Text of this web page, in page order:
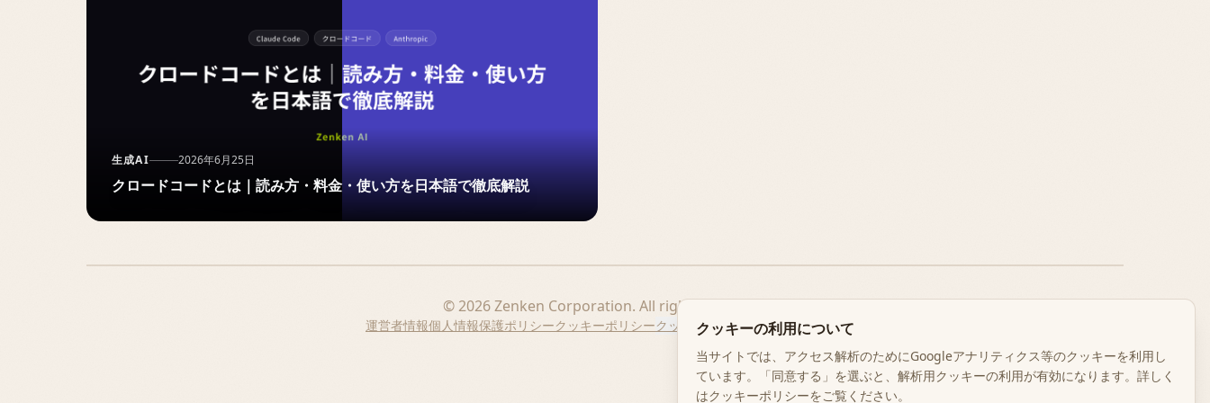
生成AI 2026年6月25日
クロードコードとは｜読み方・料金・使い方を日本語で徹底解説
© 2026 Zenken Corporation. All rights reserved.
運営者情報個人情報保護ポリシークッキーポリシークッキー設定登壇の依頼について
クッキーの利用について
当サイトでは、アクセス解析のためにGoogleアナリティクス等のクッキーを利用し
ています。「同意する」を選ぶと、解析用クッキーの利用が有効になります。詳しく
はクッキーポリシーをご覧ください。